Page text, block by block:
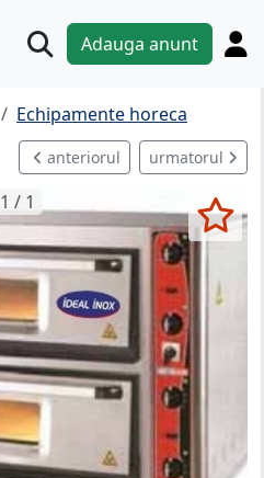
Adauga anunt
Echipamente horeca
anteriorul urmatorul
1 / 1